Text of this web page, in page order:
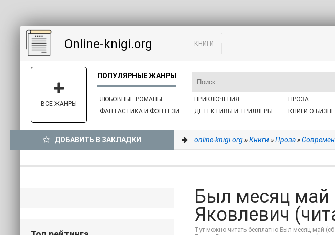
Online-knigi.org КНИГИ
ЛЮБОВНЫЕ РОМАНЫ
ФАНТАСТИКА И ФЭНТЕЗИ
ПРИКЛЮЧЕНИЯ
ДЕТЕКТИВЫ И ТРИЛЛЕРЫ
ПРОЗА
КНИГИ О
ВСЕ ЖАНРЫ
ДОБАВИТЬ В ЗАКЛАДКИ online-knigi.org»Книги»Проза»
Был месяц май
Яковлевич
Тут можно читать бесплатно Был месяц май